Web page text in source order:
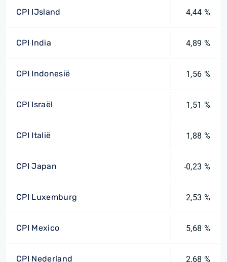
CPI IJsland 4,44 %
CPI India 4,89 %
CPI Indonesië 1,56 %
CPI Israël 1,51 %
CPI Italië 1,88 %
CPI Japan -0,23 %
CPI Luxemburg 2,53 %
CPI Mexico 5,68 %
CPI Nederland 2,68 %